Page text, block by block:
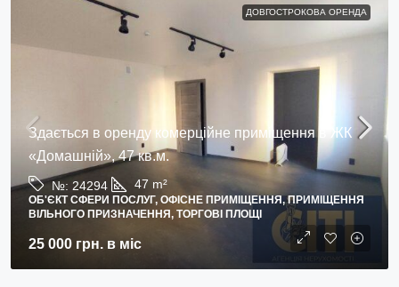
ДОВГОСТРОКОВА ОРЕНДА
Здається в оренду комерційне приміщення в ЖК
«Домашній», 47 кв.м.
№: 24294 47 m²
ОБ'ЄКТ СФЕРИ ПОСЛУГ, ОФІСНЕ ПРИМІЩЕННЯ, ПРИМІЩЕННЯ
ВІЛЬНОГО ПРИЗНАЧЕННЯ, ТОРГОВІ ПЛОЩІ
25 000 грн. в міс